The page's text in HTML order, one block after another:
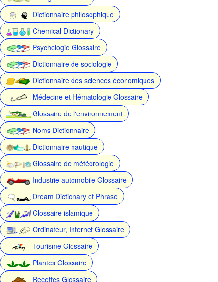
Dictionnaire philosophique
Chemical Dictionary
Psychologie Glossaire
Dictionnaire de sociologie
Dictionnaire des sciences économiques
Médecine et Hématologie Glossaire
Glossaire de l'environnement
Noms Dictionnaire
Dictionnaire nautique
Glossaire de météorologie
Industrie automobile Glossaire
Dream Dictionary of Phrase
Glossaire islamique
Ordinateur, Internet Glossaire
Tourisme Glossaire
Plantes Glossaire
Recettes Glossaire